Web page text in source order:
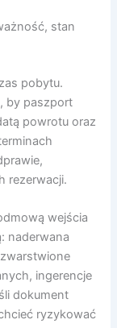
stan
pobytu.
by paszport
powrotu oraz
rezerwacji.
wejścia
naderwana
ingerencje
dokument
ryzykować